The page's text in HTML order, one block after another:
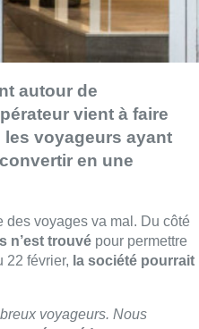
autour de
vient à faire
voyageurs ayant
en une
voyages va mal. Du côté
n’est trouvé pour permettre
22 février, la société pourrait
voyageurs. Nous